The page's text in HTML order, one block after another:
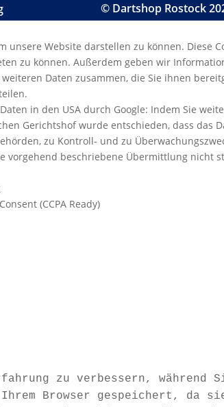
© Dartshop Rostock
unsere Website darstellen zu können.
zu können. Außerdem geben wir
Daten zusammen, die Sie ihnen
in den USA durch Google: Indem Sie
Gerichtshof wurde entschieden, dass
zu Kontroll- und zu
vorgehend beschriebene Übermittlung nicht
(CCPA Ready)
zu verbessern,
Browser gespeichert, da